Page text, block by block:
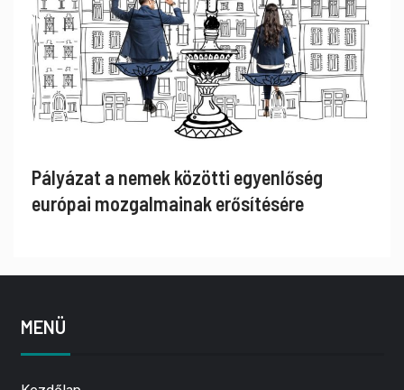
Pályázat a nemek közötti egyenlőség
európai mozgalmainak erősítésére
MENÜ